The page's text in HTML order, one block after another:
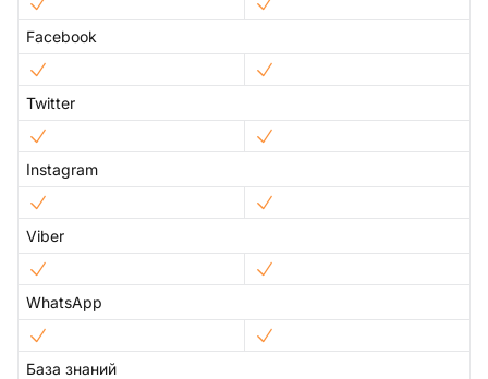
Facebook
Twitter
Instagram
Viber
WhatsApp
База знаний